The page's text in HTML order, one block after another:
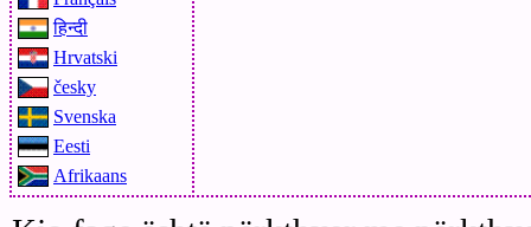
हिन्दी
Hrvatski
česky
Svenska
Eesti
Afrikaans